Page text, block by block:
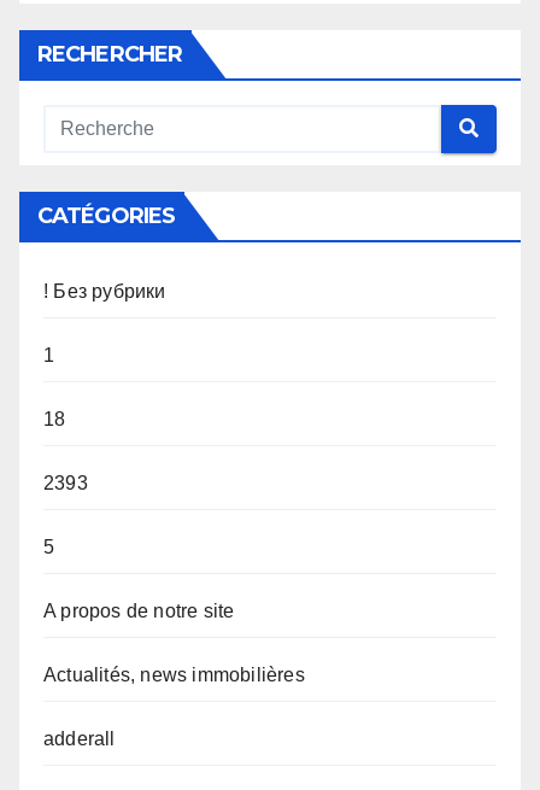
RECHERCHER
CATÉGORIES
! Без рубрики
1
18
2393
5
A propos de notre site
Actualités, news immobilières
adderall